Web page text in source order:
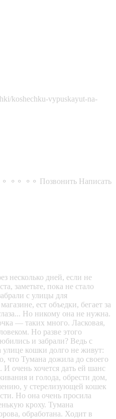
koshechku-vypuskayut-na-
⚬⚬ ⚬⚬ Позвонить Написать
несколько дней, если не
заметьте, пока не стало
с улицы для
ест объедки, бегает за
Но никому она не нужна.
— таких много. Ласковая,
Но разве этого
и забрали? Ведь с
кошки долго не живут:
что Тумана дожила до своего
очень хочется дать ей шанс
и голода, обрести дом,
у стерелизующей кошек
Но она очень просила
кроху. Тумана
обработана. Ходит в